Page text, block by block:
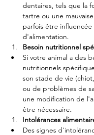
dentaires, tels que la
tartre ou une
parfois être
d'alimentation.
Besoin nutritionnel
Si votre animal a des
nutritionnels
son stade de vie
ou de problèmes de
une modification de
être nécessaire.
Intolérances
Des signes